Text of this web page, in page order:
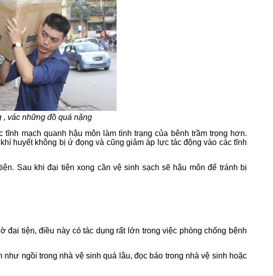
, vác những đồ quá nặng
mạch quanh hậu môn làm tình trạng của bênh trầm trọng hơn.
huyết không bị ứ đọng và cũng giảm áp lực tác động vào các tĩnh
Sau khi đại tiện xong cần vệ sinh sạch sẽ hậu môn để tránh bị
tiện, điều này có tác dụng rất lớn trong việc phòng chống bệnh
ngồi trong nhà vệ sinh quá lâu, đọc báo trong nhà vệ sinh hoặc